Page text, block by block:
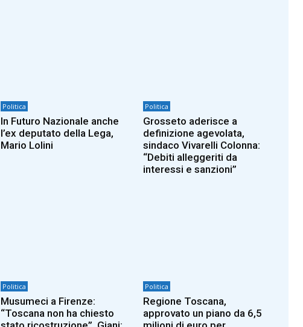
Politica
In Futuro Nazionale anche
l’ex deputato della Lega,
Mario Lolini
Politica
Grosseto aderisce a
definizione agevolata,
sindaco Vivarelli Colonna:
“Debiti alleggeriti da
interessi e sanzioni”
Politica
Musumeci a Firenze:
“Toscana non ha chiesto
Politica
Regione Toscana,
approvato un piano da 6,5